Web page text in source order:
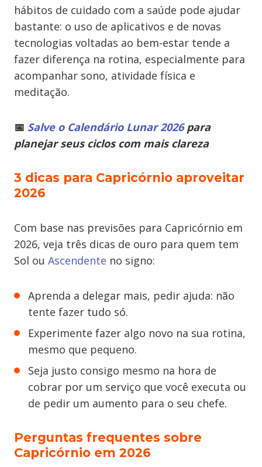
hábitos de cuidado com a saúde pode ajudar
bastante: o uso de aplicativos e de novas
tecnologias voltadas ao bem-estar tende a
fazer diferença na rotina, especialmente para
acompanhar sono, atividade física e
meditação.
📅 Salve o Calendário Lunar 2026para
planejar seus ciclos com mais clareza
3 dicas para Capricórnio aproveitar
2026
Com base nas previsões para Capricórnio em
2026, veja três dicas de ouro para quem tem
Sol ou Ascendente no signo:
Aprenda a delegar mais, pedir ajuda: não
tente fazer tudo só.
Experimente fazer algo novo na sua rotina,
mesmo que pequeno.
Seja justo consigo mesmo na hora de
cobrar por um serviço que você executa ou
de pedir um aumento para o seu chefe.
Perguntas frequentes sobre
Capricórnio em 2026